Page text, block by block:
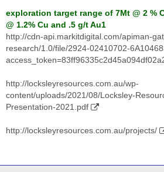
exploration target range of 7Mt @ 2 %
@ 1.2% Cu and .5 g/t Au1
http://cdn-api.markitdigital.com/apiman-
research/1.0/file/2924-02410702-
http://locksleyresources.com.au/wp-
content/uploads/2021/08/Locksley-
Presentation-2021.pdf
http://locksleyresources.com.au/projects/